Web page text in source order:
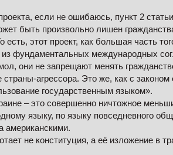
если не ошибаюсь, пункт 2
быть произвольно лишен
этот проект, как большая часть
фундаментальных международных
они не запрещают менять
агрессора. Это же, как с
государственным языком».
– это совершенно ничтожное
языку, по языку повседневного
американскими.
не конституция, а её изложение в